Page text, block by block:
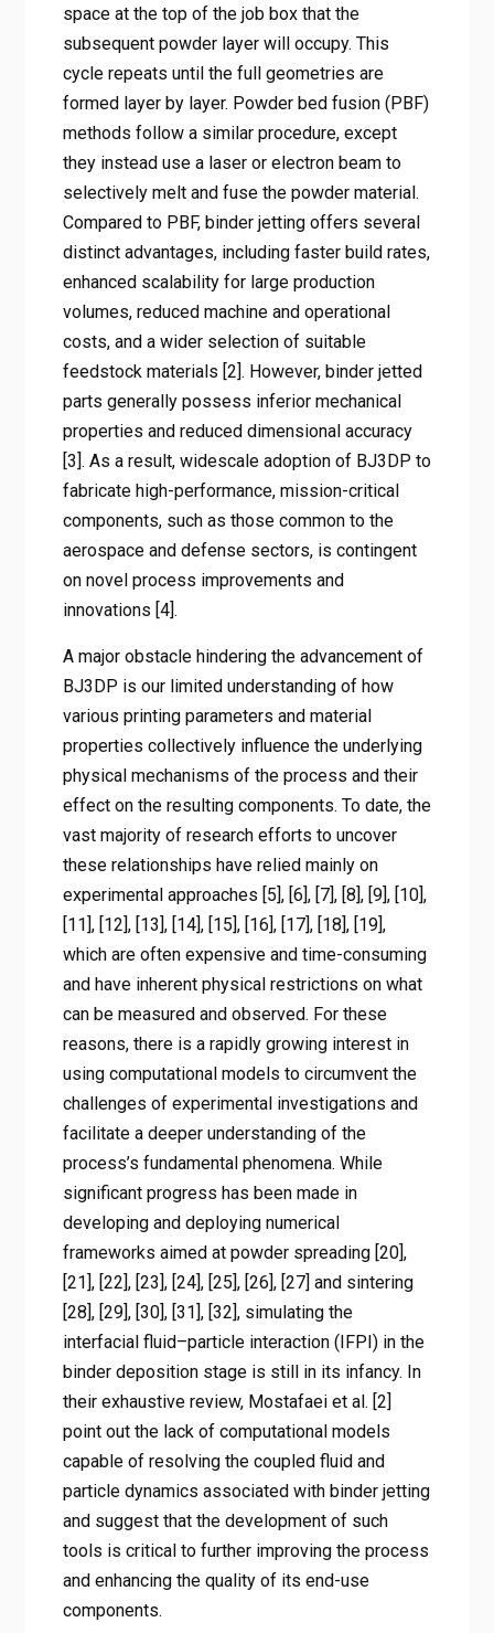
space at the top of the job box that the
subsequent powder layer will occupy. This
cycle repeats until the full geometries are
formed layer by layer. Powder bed fusion (PBF)
methods follow a similar procedure, except
they instead use a laser or electron beam to
selectively melt and fuse the powder material.
Compared to PBF, binder jetting offers several
distinct advantages, including faster build rates,
enhanced scalability for large production
volumes, reduced machine and operational
costs, and a wider selection of suitable
feedstock materials [2]. However, binder jetted
parts generally possess inferior mechanical
properties and reduced dimensional accuracy
[3]. As a result, widescale adoption of BJ3DP to
fabricate high-performance, mission-critical
components, such as those common to the
aerospace and defense sectors, is contingent
on novel process improvements and
innovations [4].
A major obstacle hindering the advancement of
BJ3DP is our limited understanding of how
various printing parameters and material
properties collectively influence the underlying
physical mechanisms of the process and their
effect on the resulting components. To date, the
vast majority of research efforts to uncover
these relationships have relied mainly on
experimental approaches [5], [6], [7], [8], [9], [10],
[11], [12], [13], [14], [15], [16], [17], [18], [19],
which are often expensive and time-consuming
and have inherent physical restrictions on what
can be measured and observed. For these
reasons, there is a rapidly growing interest in
using computational models to circumvent the
challenges of experimental investigations and
facilitate a deeper understanding of the
process’s fundamental phenomena. While
significant progress has been made in
developing and deploying numerical
frameworks aimed at powder spreading [20],
[21], [22], [23], [24], [25], [26], [27] and sintering
[28], [29], [30], [31], [32], simulating the
interfacial fluid–particle interaction (IFPI) in the
binder deposition stage is still in its infancy. In
their exhaustive review, Mostafaei et al. [2]
point out the lack of computational models
capable of resolving the coupled fluid and
particle dynamics associated with binder jetting
and suggest that the development of such
tools is critical to further improving the process
and enhancing the quality of its end-use
components.